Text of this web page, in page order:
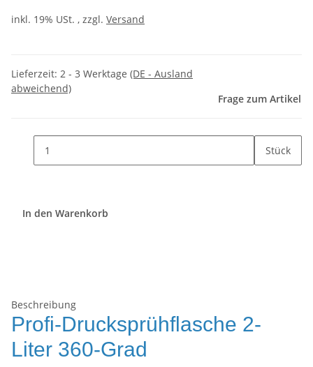
inkl. 19% USt. , zzgl. Versand
Lieferzeit: 2 - 3 Werktage (DE - Ausland
abweichend)
Frage zum Artikel
Stück
In den Warenkorb
Beschreibung
Profi-Drucksprühflasche 2-
Liter 360-Grad